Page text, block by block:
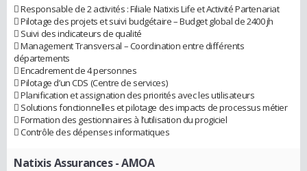
 Responsable de 2 activités : Filiale Natixis Life et Activité Partenariat
 Pilotage des projets et suivi budgétaire – Budget global de 2400 jh
 Suivi des indicateurs de qualité
 Management Transversal – Coordination entre différents
départements
 Encadrement de 4 personnes
 Pilotage d’un CDS (Centre de services)
 Planification et assignation des priorités avec les utilisateurs
 Solutions fonctionnelles et pilotage des impacts de processus métier
 Formation des gestionnaires à l’utilisation du progiciel
 Contrôle des dépenses informatiques
Natixis Assurances- AMOA